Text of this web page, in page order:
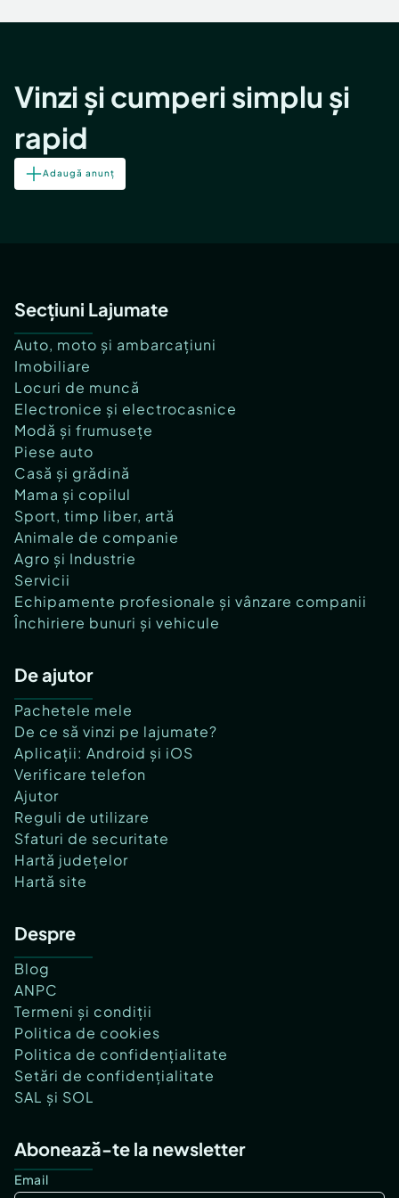
Servicii
Inchiriere Bunuri si Vehicule
Vinzi și cumperi simplu și
rapid
Adaugă anunț
Secțiuni Lajumate
Auto, moto și ambarcațiuni
Imobiliare
Locuri de muncă
Electronice și electrocasnice
Modă și frumusețe
Piese auto
Casă și grădină
Mama și copilul
Sport, timp liber, artă
Animale de companie
Agro și Industrie
Servicii
Echipamente profesionale și vânzare companii
Închiriere bunuri și vehicule
De ajutor
Pachetele mele
De ce să vinzi pe lajumate?
Aplicații: Android și iOS
Verificare telefon
Ajutor
Reguli de utilizare
Sfaturi de securitate
Hartă județelor
Hartă site
Despre
Blog
ANPC
Termeni și condiții
Politica de cookies
Politica de confidențialitate
Setări de confidențialitate
SAL și SOL
Abonează-te la newsletter
Email